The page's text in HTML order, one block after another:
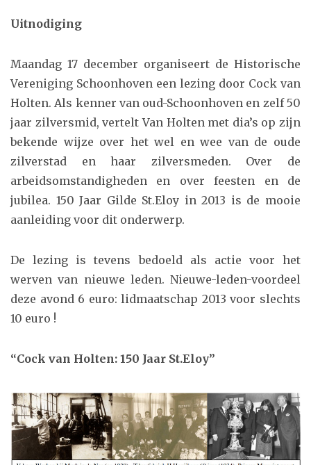
Uitnodiging
Maandag 17 december organiseert de Historische
Vereniging Schoonhoven een lezing door Cock van
Holten. Als kenner van oud-Schoonhoven en zelf 50
jaar zilversmid, vertelt Van Holten met dia’s op zijn
bekende wijze over het wel en wee van de oude
zilverstad en haar zilversmeden. Over de
arbeidsomstandigheden en over feesten en de
jubilea. 150 Jaar Gilde St.Eloy in 2013 is de mooie
aanleiding voor dit onderwerp.
De lezing is tevens bedoeld als actie voor het
werven van nieuwe leden. Nieuwe-leden-voordeel
deze avond 6 euro: lidmaatschap 2013 voor slechts
10 euro !
“Cock van Holten: 150 Jaar St.Eloy”